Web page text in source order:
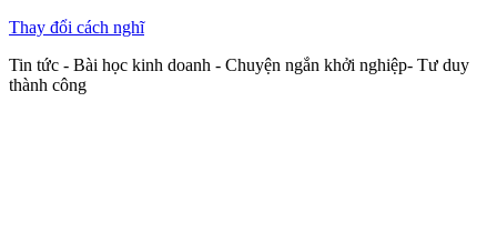
Thay đổi cách nghĩ
Tin tức - Bài học kinh doanh - Chuyện ngắn khởi nghiệp- Tư duy
thành công